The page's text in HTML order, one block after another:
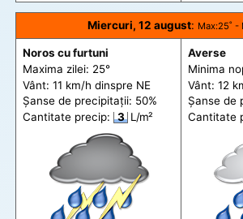
Miercuri, 12 august: Max:25˚ -
Noros cu furtuni
Maxima zilei: 25°
Vânt: 11 km/h dinspre NE
Șanse de precipitații: 50%
Cantitate precip:
3 L/m²
Averse
Minima
Vânt: 12
Șanse de
Cantitate